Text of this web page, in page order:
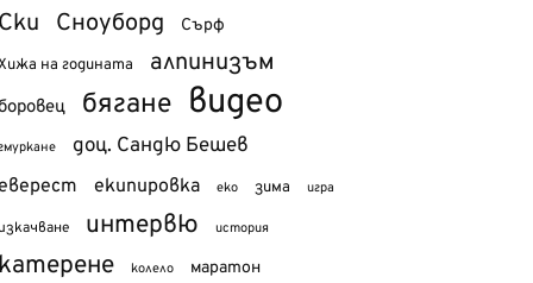
Сноуборд Сърф
на годината алпинизъм
бягане видео
доц. Сандю Бешев
екипировка еко зима игра
интервю история
колело маратон